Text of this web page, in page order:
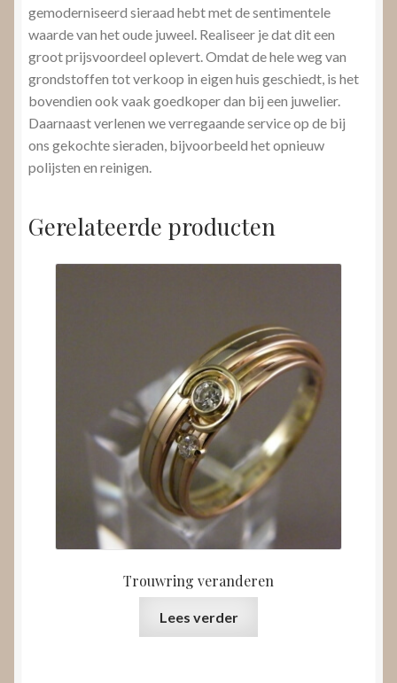
gemoderniseerd sieraad hebt met de sentimentele
waarde van het oude juweel. Realiseer je dat dit een
groot prijsvoordeel oplevert. Omdat de hele weg van
grondstoffen tot verkoop in eigen huis geschiedt, is het
bovendien ook vaak goedkoper dan bij een juwelier.
Daarnaast verlenen we verregaande service op de bij
ons gekochte sieraden, bijvoorbeeld het opnieuw
polijsten en reinigen.
Gerelateerde producten
Trouwring veranderen
Lees verder